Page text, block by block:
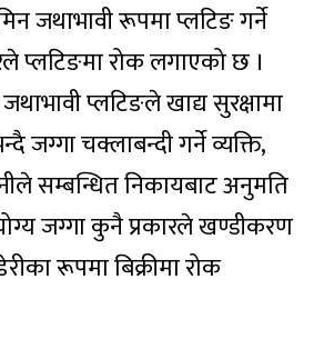
जथाभावी रूपमा प्लटिङ गर्ने
प्लटिङमा रोक लगाएको छ ।
प्लटिङले खाद्य सुरक्षामा
जग्गा चक्लाबन्दी गर्ने व्यक्ति,
सम्बन्धित निकायबाट अनुमति
जग्गा कुनै प्रकारले खण्डीकरण
रूपमा बिक्रीमा रोक